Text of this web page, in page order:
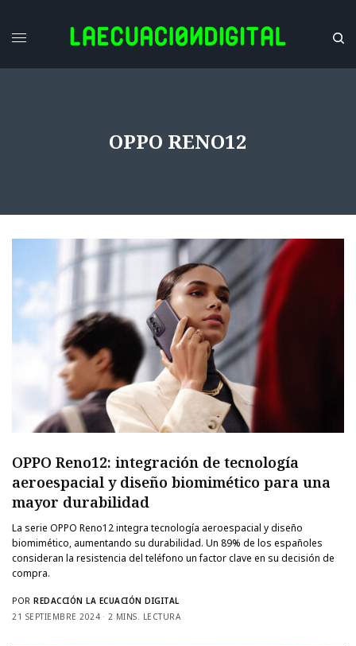
OPPO RENO12
OPPO Reno12: integración de tecnología
aeroespacial y diseño biomimético para una
mayor durabilidad
La serie OPPO Reno12 integra tecnología aeroespacial y diseño
biomimético, aumentando su durabilidad. Un 89% de los españoles
consideran la resistencia del teléfono un factor clave en su decisión de
compra.
POR REDACCIÓN LA ECUACIÓN DIGITAL
21 SEPTIEMBRE 2024
2 MINS. LECTURA